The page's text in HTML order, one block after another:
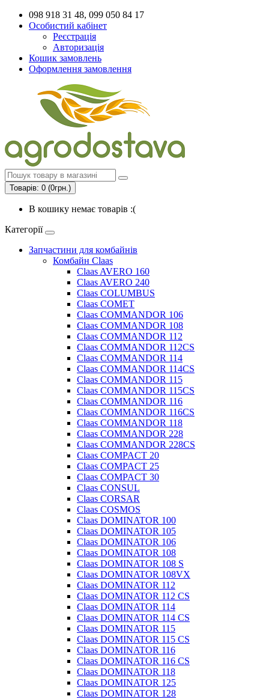
098 918 31 48, 099 050 84 17
Особистий кабінет
Реєстрація
Авторизація
Кошик замовлень
Оформлення замовлення
Товарів: 0 (0грн.)
В кошику немає товарів :(
Категорії
Запчастини для комбайнів
Комбайн Claas
Claas AVERO 160
Claas AVERO 240
Claas COLUMBUS
Claas COMET
Claas COMMANDOR 106
Claas COMMANDOR 108
Claas COMMANDOR 112
Claas COMMANDOR 112CS
Claas COMMANDOR 114
Claas COMMANDOR 114CS
Claas COMMANDOR 115
Claas COMMANDOR 115CS
Claas COMMANDOR 116
Claas COMMANDOR 116CS
Claas COMMANDOR 118
Claas COMMANDOR 228
Claas COMMANDOR 228CS
Claas COMPACT 20
Claas COMPACT 25
Claas COMPACT 30
Claas CONSUL
Claas CORSAR
Claas COSMOS
Claas DOMINATOR 100
Claas DOMINATOR 105
Claas DOMINATOR 106
Claas DOMINATOR 108
Claas DOMINATOR 108 S
Claas DOMINATOR 108VX
Claas DOMINATOR 112
Claas DOMINATOR 112 CS
Claas DOMINATOR 114
Claas DOMINATOR 114 CS
Claas DOMINATOR 115
Claas DOMINATOR 115 CS
Claas DOMINATOR 116
Claas DOMINATOR 116 CS
Claas DOMINATOR 118
Claas DOMINATOR 125
Claas DOMINATOR 128